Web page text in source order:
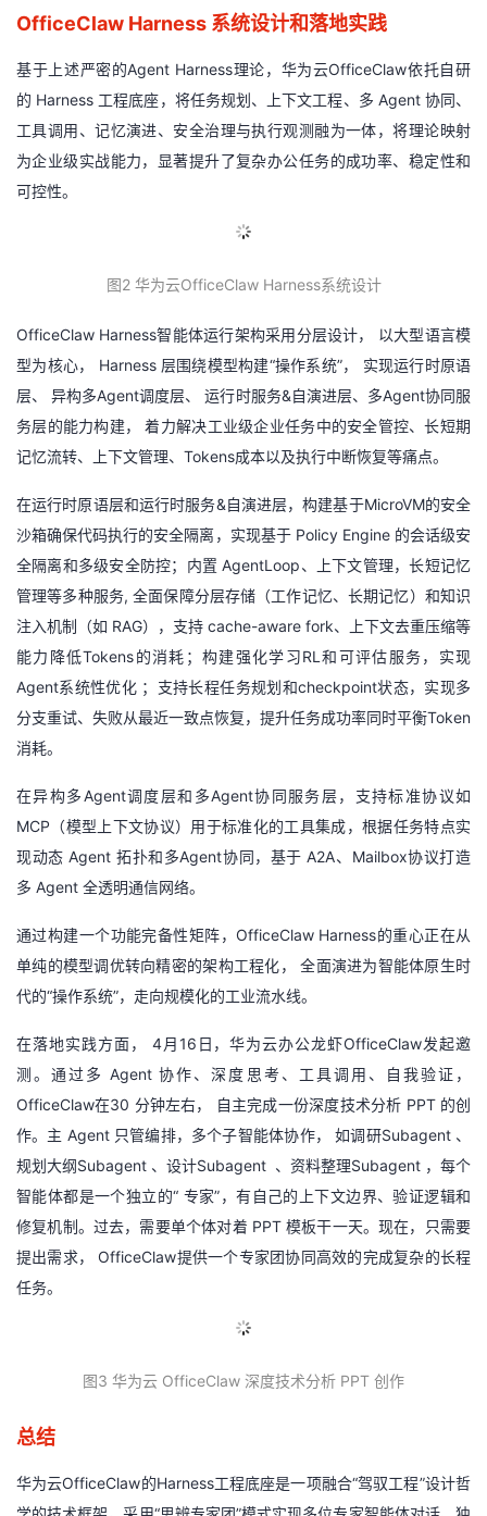
OfficeClaw Harness 系统设计和落地实践
基于上述严密的Agent Harness理论，华为云OfficeClaw依托自研
的 Harness 工程底座，将任务规划、上下文工程、多 Agent 协同、
工具调用、记忆演进、安全治理与执行观测融为一体，将理论映射
为企业级实战能力，显著提升了复杂办公任务的成功率、稳定性和
可控性。
图2 华为云OfficeClaw Harness系统设计
OfficeClaw Harness智能体运行架构采用分层设计， 以大型语言模
型为核心， Harness 层围绕模型构建“操作系统”， 实现运行时原语
层、 异构多Agent调度层、 运行时服务&自演进层、多Agent协同服
务层的能力构建， 着力解决工业级企业任务中的安全管控、长短期
记忆流转、上下文管理、Tokens成本以及执行中断恢复等痛点。
在运行时原语层和运行时服务&自演进层，构建基于MicroVM的安全
沙箱确保代码执行的安全隔离，实现基于 Policy Engine 的会话级安
全隔离和多级安全防控；内置 AgentLoop、上下文管理，长短记忆
管理等多种服务, 全面保障分层存储（工作记忆、长期记忆）和知识
注入机制（如 RAG），支持 cache-aware fork、上下文去重压缩等
能力降低Tokens的消耗；构建强化学习RL和可评估服务，实现
Agent系统性优化 ；支持长程任务规划和checkpoint状态，实现多
分支重试、失败从最近一致点恢复，提升任务成功率同时平衡Token
消耗。
在异构多Agent调度层和多Agent协同服务层，支持标准协议如
MCP（模型上下文协议）用于标准化的工具集成，根据任务特点实
现动态 Agent 拓扑和多Agent协同，基于 A2A、Mailbox协议打造
多 Agent 全透明通信网络。
通过构建一个功能完备性矩阵，OfficeClaw Harness的重心正在从
单纯的模型调优转向精密的架构工程化， 全面演进为智能体原生时
代的“操作系统”，走向规模化的工业流水线。
在落地实践方面， 4月16日，华为云办公龙虾OfficeClaw发起邀
测。通过多 Agent 协作、深度思考、工具调用、自我验证，
OfficeClaw在30 分钟左右， 自主完成一份深度技术分析 PPT 的创
作。主 Agent 只管编排，多个子智能体协作， 如调研Subagent 、
规划大纲Subagent 、设计Subagent 、资料整理Subagent ，每个
智能体都是一个独立的“ 专家”，有自己的上下文边界、验证逻辑和
修复机制。过去，需要单个体对着 PPT 模板干一天。现在，只需要
提出需求， OfficeClaw提供一个专家团协同高效的完成复杂的长程
任务。
图3 华为云 OfficeClaw 深度技术分析 PPT 创作
总结
华为云OfficeClaw的Harness工程底座是一项融合“驾驭工程”设计哲